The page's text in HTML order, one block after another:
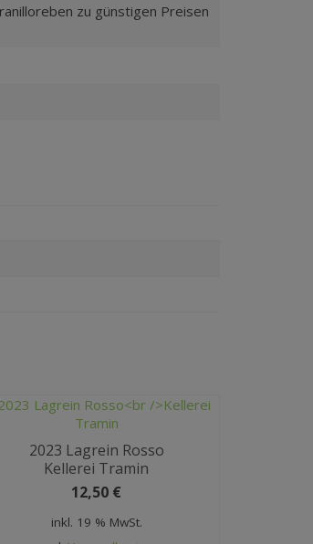
zu günstigen Preisen
2023 Lagrein Rosso
Kellerei Tramin
12,50 €
inkl. 19 % MwSt.